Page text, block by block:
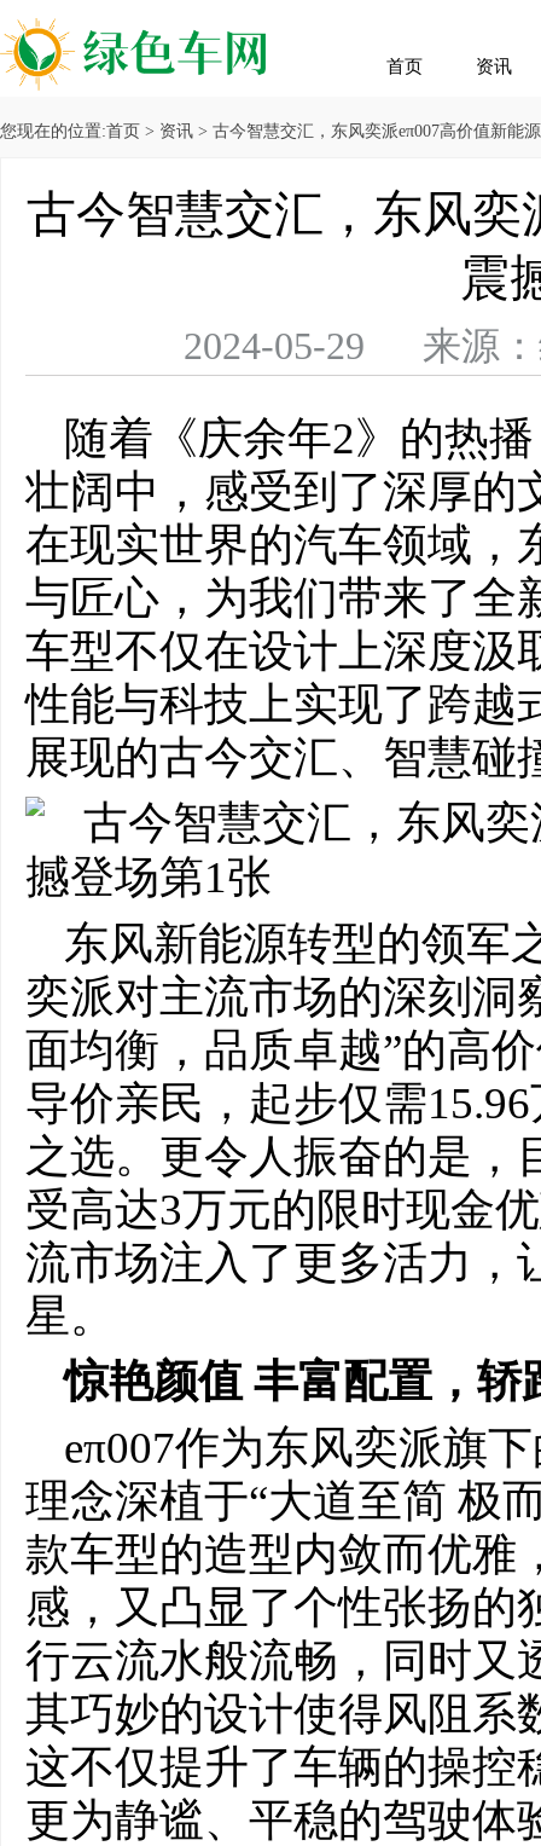
首页 资讯
您现在的位置:首页 > 资讯 > 古今智慧交汇，东风奕派eπ007高价值新能
古今智慧交汇，东风奕
震
2024-05-29 来源
随着《庆余年2》的热
壮阔中，感受到了深厚的
在现实世界的汽车领域，
与匠心，为我们带来了
车型不仅在设计上深度汲
性能与科技上实现了跨越
展现的古今交汇、智慧碰
东风新能源转型的领军
奕派对主流市场的深刻洞
面均衡，品质卓越”的高
导价亲民，起步仅需
之选。更令人振奋的是，
受高达3万元的限时现金
流市场注入了更多活力，
星。
惊艳颜值 丰富配置，
eπ007作为东风奕派旗
理念深植于“大道至简 极
款车型的造型内敛而优雅
感，又凸显了个性张扬的
行云流水般流畅，同时又
其巧妙的设计使得风阻系
这不仅提升了车辆的操控
更为静谧、平稳的驾驶体